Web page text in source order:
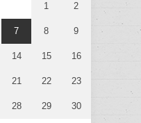
1 2
7 8 9
14 15 16
21 22 23
28 29 30